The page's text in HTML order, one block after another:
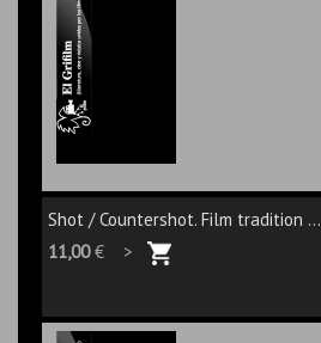
Shot / Countershot. Film tradition ...
11,00€ >